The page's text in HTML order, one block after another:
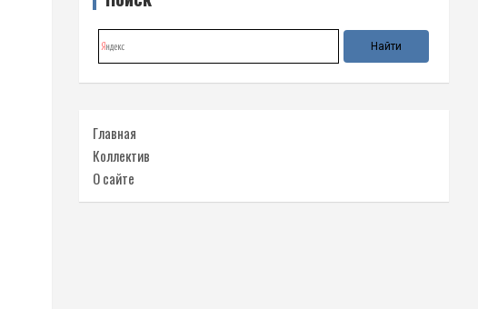
Главная
Коллектив
О сайте